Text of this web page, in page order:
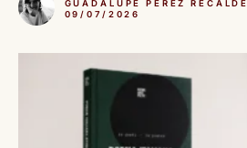
GUADALUPE PÉREZ RECALDE
09/07/2026